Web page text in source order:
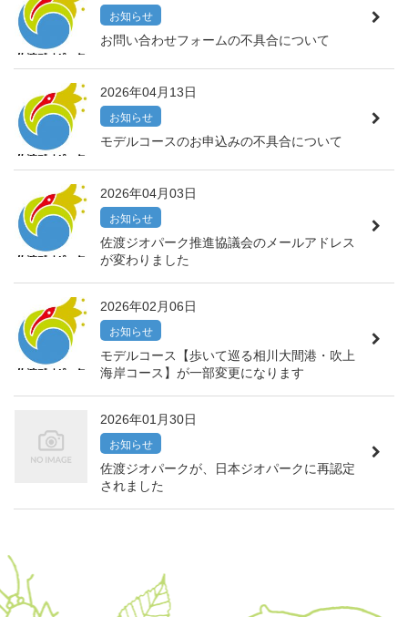
お知らせ
お問い合わせフォームの不具合について
2026年04月13日
お知らせ
モデルコースのお申込みの不具合について
2026年04月03日
お知らせ
佐渡ジオパーク推進協議会のメールアドレス
が変わりました
2026年02月06日
お知らせ
モデルコース【歩いて巡る相川大間港・吹上
海岸コース】が一部変更になります
2026年01月30日
お知らせ
佐渡ジオパークが、日本ジオパークに再認定
されました